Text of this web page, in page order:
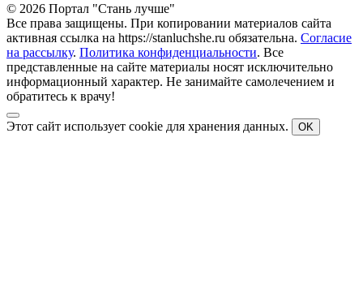
© 2026 Портал "Стань лучше"
Все права защищены. При копировании материалов сайта
активная ссылка на https://stanluchshe.ru обязательна. Согласие
на рассылку. Политика конфиденциальности. Все
представленные на сайте материалы носят исключительно
информационный характер. Не занимайте самолечением и
обратитесь к врачу!
Этот сайт использует cookie для хранения данных. OK